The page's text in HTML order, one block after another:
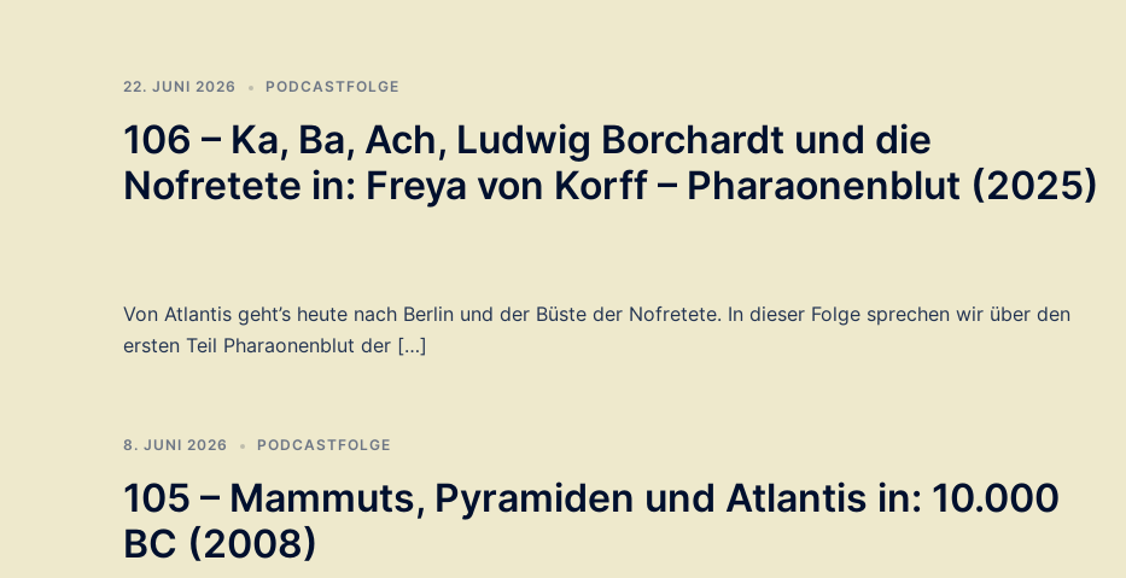
22. JUNI 2026 PODCASTFOLGE
106 – Ka, Ba, Ach, Ludwig Borchardt und die
Nofretete in: Freya von Korff – Pharaonenblut (2025)
Von Atlantis geht’s heute nach Berlin und der Büste der Nofretete. In dieser Folge sprechen wir über den
ersten Teil Pharaonenblut der […]
8. JUNI 2026 PODCASTFOLGE
105 – Mammuts, Pyramiden und Atlantis in: 10.000
BC (2008)